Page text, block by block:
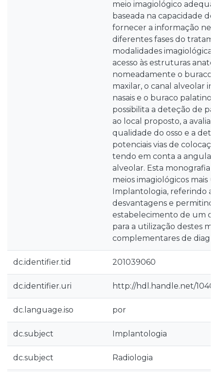
meio imagiológico
baseada na capacidade do
fornecer a informação
diferentes fases do
modalidades
acesso às estruturas
nomeadamente o buraco
maxilar, o canal alveolar
nasais e o buraco palatino.
possibilita a deteção de
ao local proposto, a
qualidade do osso e a
potenciais vias de
tendo em conta a
alveolar. Esta monografia
meios imagiológicos mais
Implantologia, referindo
desvantagens e
estabelecimento de um
para a utilização destes
complementares de
dc.identifier.tid 201039060
dc.identifier.uri http://hdl.handle.net/
dc.language.iso por
dc.subject Implantologia
dc.subject Radiologia